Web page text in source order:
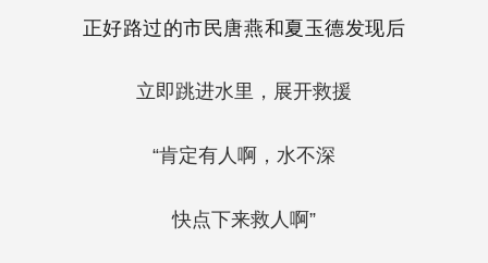
正好路过的市民唐燕和夏玉德发现后
立即跳进水里，展开救援
“肯定有人啊，水不深
快点下来救人啊”